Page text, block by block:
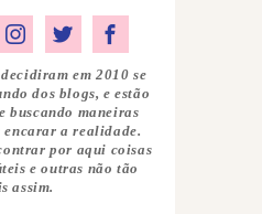
em 2010 se
dos blogs, e estão
buscando maneiras
a realidade.
por aqui coisas
e outras não tão
assim.